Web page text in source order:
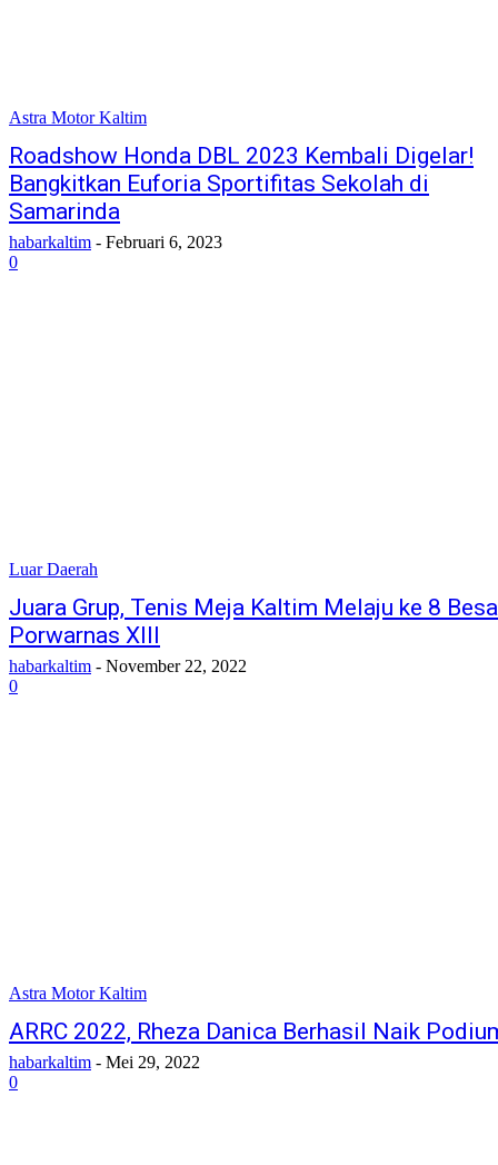
Astra Motor Kaltim
Roadshow Honda DBL 2023 Kembali Digelar!
Bangkitkan Euforia Sportifitas Sekolah di
Samarinda
habarkaltim - Februari 6, 2023
0
Luar Daerah
Juara Grup, Tenis Meja Kaltim Melaju ke 8
Porwarnas XIII
habarkaltim - November 22, 2022
0
Astra Motor Kaltim
ARRC 2022, Rheza Danica Berhasil Naik
habarkaltim - Mei 29, 2022
0